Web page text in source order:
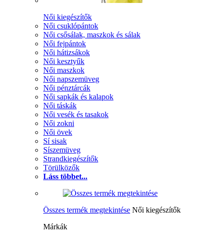
Női kiegészítők
Női csuklópántok
Női csősálak, maszkok és sálak
Női fejpántok
Női hátizsákok
Női kesztyűk
Női maszkok
Női napszemüveg
Női pénztárcák
Női sapkák és kalapok
Női táskák
Női vesék és tasakok
Női zokni
Női övek
Sí sisak
Síszemüveg
Strandkiegészítők
Törülközők
Láss többet...
Összes termék megtekintése Női kiegészítők
Márkák